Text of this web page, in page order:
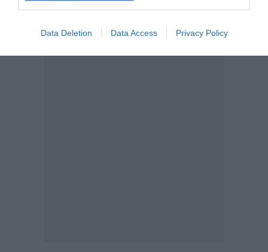
Data Deletion Data Access Privacy Policy